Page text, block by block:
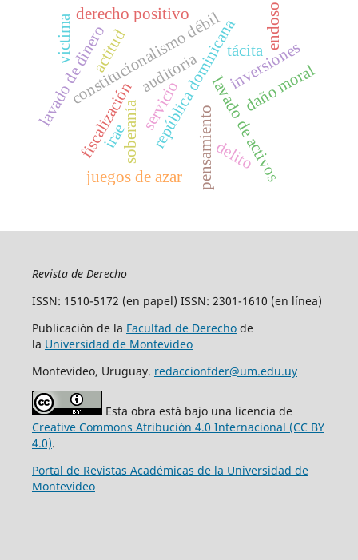
constitucionalismo débil
república dominicana
fiscalización
auditoria
soberanía pensamiento
actitud
lavado de activos
lavado de dinero
delito
daño moral
derecho positivo
inversiones
irae
juegos de azar
tácita
servicio
endoso
victima
Revista de Derecho
ISSN: 1510-5172 (en papel) ISSN: 2301-1610 (en línea)
Publicación de la Facultad de Derechode
la Universidad de Montevideo
Montevideo, Uruguay. redaccionfder@um.edu.uy
Esta obra está bajo una licencia de
Creative Commons Atribución 4.0 Internacional (CC BY
4.0).
Portal de Revistas Académicas de la Universidad de
Montevideo